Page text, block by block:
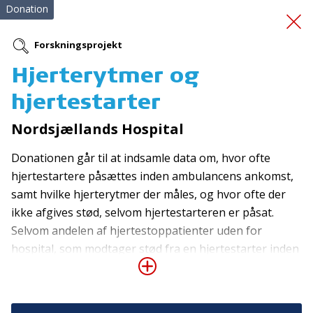
Projekt Følgeven
Donation
Forskningsprojekt
Hjerterytmer og
hjertestarter
Nordsjællands Hospital
Donationen går til at indsamle data om, hvor ofte
hjertestartere påsættes inden ambulancens ankomst,
samt hvilke hjerterytmer der måles, og hvor ofte der
ikke afgives stød, selvom hjertestarteren er påsat.
Selvom andelen af hjertestoppatienter uden for
hospital, som modtager stød fra en hjertestarter inden
ambulanceankomst, er steget fra 1,4 pct. i 2001 til 8,7
hjertestop i eget hjem, som stødes før ambulancens
Tilmeld nyhedsbrev
De seneste nyheder om TrygFondens og TryghedsGruppens
aktiviteter direkte i din indbakke.